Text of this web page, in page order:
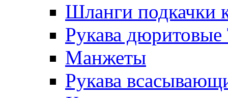
Шланги подкачки
Рукава
Манжеты
Рукава